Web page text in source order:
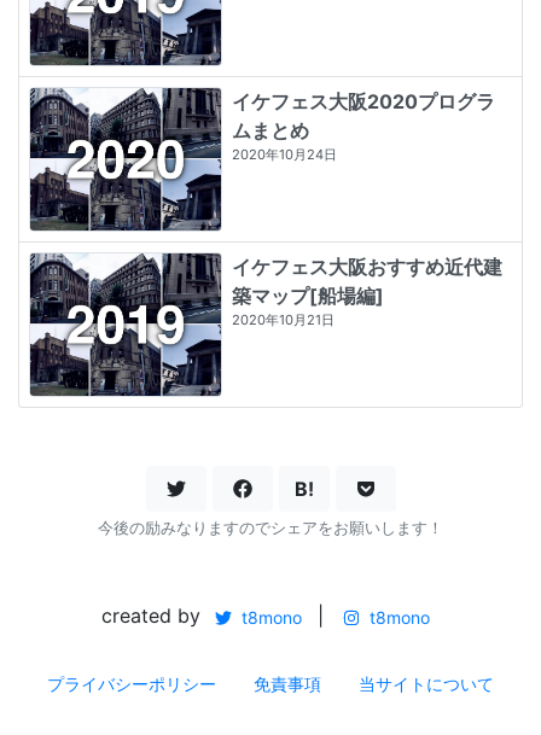
イケフェス大阪2020プログラ
ムまとめ
2020年10月24日
イケフェス大阪おすすめ近代建
築マップ[船場編]
2020年10月21日
B!
今後の励みなりますのでシェアをお願いします！
created by t8mono t8mono
プライバシーポリシー 免責事項 当サイトについて